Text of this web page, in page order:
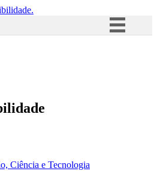
Acesso à informação
Ciência e Tecnologia